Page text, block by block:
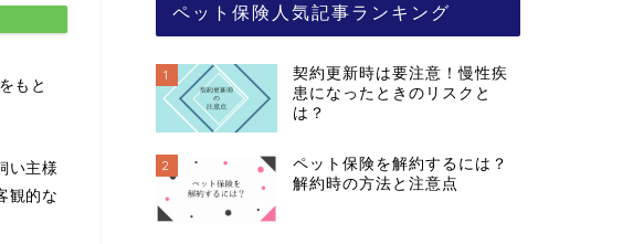
もと
い主様
観的な
ペット保険人気記事ランキング
1
契約更新時は要注意！慢性疾
患になったときのリスクと
は？
2
ペット保険を解約するには？
解約時の方法と注意点